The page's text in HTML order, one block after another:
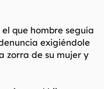
que hombre seguía
exigiéndole
zorra de su mujer y